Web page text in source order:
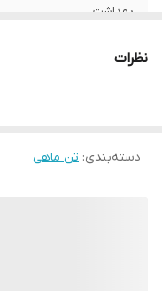
بهداشت
دارای
نظرات
دسته‌بندی: تن ماهی